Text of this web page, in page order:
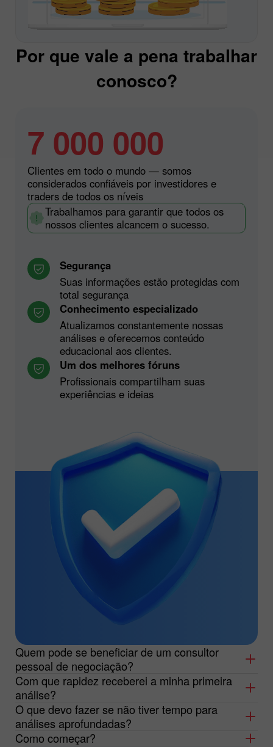
Por que vale a pena trabalhar
conosco?
7 000 000
Clientes em todo o mundo — somos
considerados confiáveis por investidores e
traders de todos os níveis
Trabalhamos para garantir que todos os
nossos clientes alcancem o sucesso.
Segurança
Suas informações estão protegidas com
total segurança
Conhecimento especializado
Atualizamos constantemente nossas
análises e oferecemos conteúdo
educacional aos clientes.
Um dos melhores fóruns
Profissionais compartilham suas
experiências e ideias
Quem pode se beneficiar de um consultor
pessoal de negociação?
Com que rapidez receberei a minha primeira
análise?
O que devo fazer se não tiver tempo para
análises aprofundadas?
Como começar?